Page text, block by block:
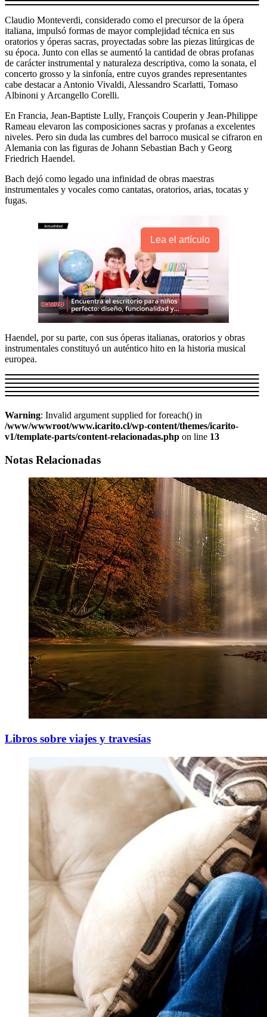
Claudio Monteverdi, considerado como el precursor de la ópera
italiana, impulsó formas de mayor complejidad técnica en sus
oratorios y óperas sacras, proyectadas sobre las piezas litúrgicas de
su época. Junto con ellas se aumentó la cantidad de obras profanas
de carácter instrumental y naturaleza descriptiva, como la sonata, el
concerto grosso y la sinfonía, entre cuyos grandes representantes
cabe destacar a Antonio Vivaldi, Alessandro Scarlatti, Tomaso
Albinoni y Arcangello Corelli.
En Francia, Jean-Baptiste Lully, François Couperin y Jean-Philippe
Rameau elevaron las composiciones sacras y profanas a excelentes
niveles. Pero sin duda las cumbres del barroco musical se cifraron en
Alemania con las figuras de Johann Sebastian Bach y Georg
Friedrich Haendel.
Bach dejó como legado una infinidad de obras maestras
instrumentales y vocales como cantatas, oratorios, arias, tocatas y
fugas.
Lea el artículo
Haendel, por su parte, con sus óperas italianas, oratorios y obras
instrumentales constituyó un auténtico hito en la historia musical
europea.
Warning: Invalid argument supplied for foreach() in
/www/wwwroot/www.icarito.cl/wp-content/themes/icarito-
v1/template-parts/content-relacionadas.php on line 13
Notas Relacionadas
Libros sobre viajes y travesías